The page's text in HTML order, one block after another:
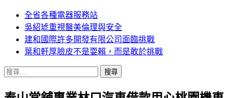
主
要
內
容
全省各種電器服務站
吳紹琥重視醫美倫理與安全
建和國際許多開發有限公司面臨挑戰
葉和軒厚臉皮不是耍賴，而是敢於挑戰
搜
關